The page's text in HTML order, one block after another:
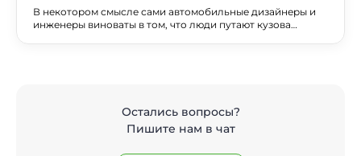
В некотором смысле сами автомобильные дизайнеры и
инженеры виноваты в том, что люди путают кузова
Остались вопросы?
Пишите нам в чат